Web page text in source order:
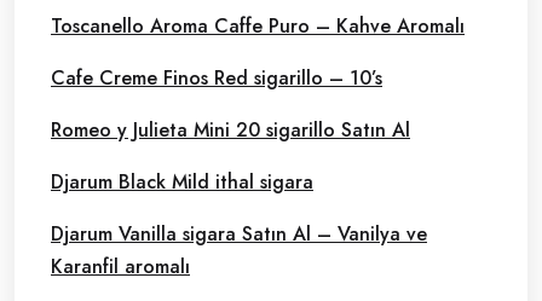
Toscanello Aroma Caffe Puro – Kahve Aromalı
Cafe Creme Finos Red sigarillo – 10’s
Romeo y Julieta Mini 20 sigarillo Satın Al
Djarum Black Mild ithal sigara
Djarum Vanilla sigara Satın Al – Vanilya ve
Karanfil aromalı